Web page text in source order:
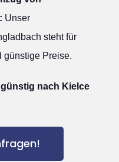
Unser
steht für
günstige Preise.
nach Kielce